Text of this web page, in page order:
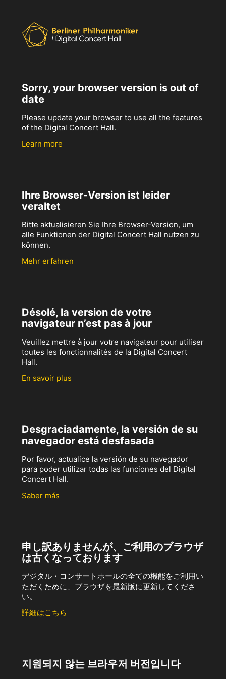
Sorry, your browser version is out of
date
Please update your browser to use all the features
of the Digital Concert Hall.
Learn more
Ihre Browser-Version ist leider
veraltet
Bitte aktualisieren Sie Ihre Browser-Version, um
alle Funktionen der Digital Concert Hall nutzen zu
können.
Mehr erfahren
Désolé, la version de votre
navigateur n’est pas à jour
Veuillez mettre à jour votre navigateur pour utiliser
toutes les fonctionnalités de la Digital Concert
Hall.
En savoir plus
Desgraciadamente, la versión de su
navegador está desfasada
Por favor, actualice la versión de su navegador
para poder utilizar todas las funciones del Digital
Concert Hall.
Saber más
申し訳ありませんが、ご利用のブラウザ
は古くなっております
デジタル・コンサートホールの全ての機能をご利用い
ただくために、ブラウザを最新版に更新してくださ
い。
詳細はこちら
지원되지 않는 브라우저 버전입니다